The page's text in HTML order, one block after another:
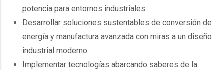
potencia para entornos industriales.
Desarrollar soluciones sustentables de conversión de
energía y manufactura avanzada con miras a un diseño
industrial moderno.
Implementar tecnologías abarcando saberes de la